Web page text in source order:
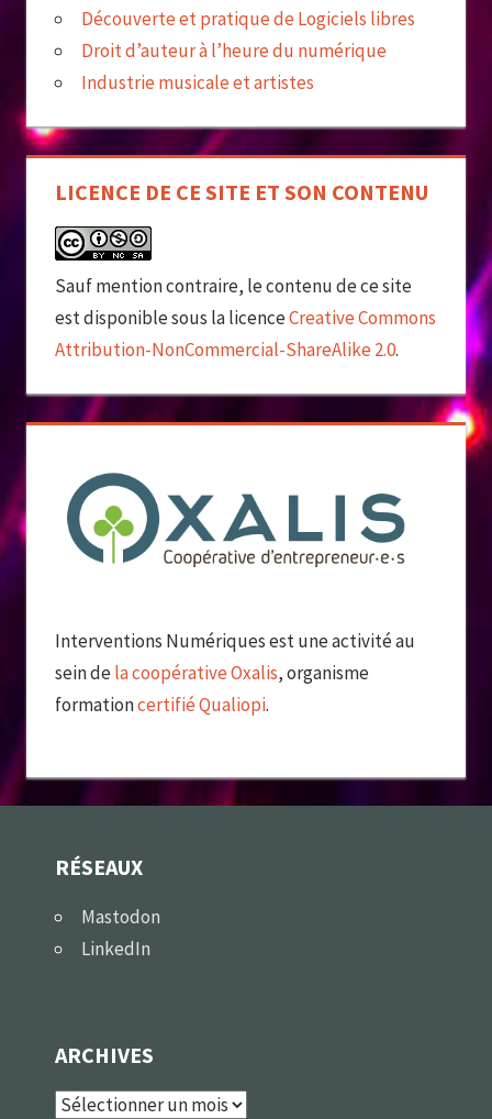
Découverte et pratique de Logiciels libres
Droit d’auteur à l’heure du numérique
Industrie musicale et artistes
LICENCE DE CE SITE ET SON CONTENU
Sauf mention contraire, le contenu de ce site
est disponible sous la licenceCreative Commons
Attribution-NonCommercial-ShareAlike 2.0.
Interventions Numériques est une activité au
sein dela coopérative Oxalis, organisme
formationcertifié Qualiopi.
RÉSEAUX
Mastodon
LinkedIn
ARCHIVES
Archives